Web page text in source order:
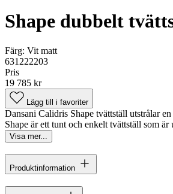
Shape dubbelt
Färg: Vit matt
631222203
Pris
19 785 kr
Lägg till i favoriter
Dansani Calidris Shape tvättställ utstrålar
Shape är ett tunt och enkelt tvättställ som
Visa mer...
Produktinformation